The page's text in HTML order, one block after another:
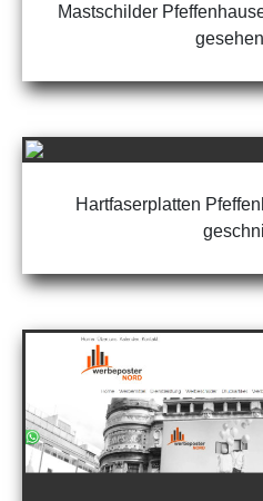
Mastschilder
Hartfaserplatten